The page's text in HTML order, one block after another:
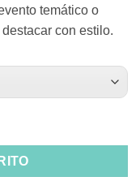
temático o
con estilo.